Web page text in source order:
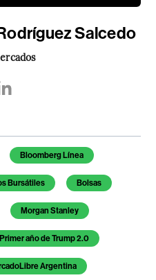
Salcedo
Bloomberg Línea
Bursátiles Bolsas
Morgan Stanley
Primer año de Trump 2.0
Argentina